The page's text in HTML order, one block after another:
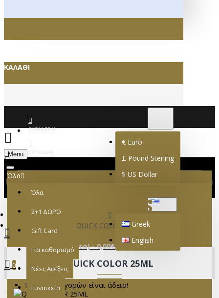
ΚΑΛΆΘΙ
ΣΎΝΔΕΣΗ
€ Euro
£ Pound Sterling
$ US Dollar
Greek
English
Menu
0 προϊόν(τα) - 0,00€
0
Το καλάθι αγορών είναι άδειο!
Όλα
Όλα
2+1 ΔΩΡΟ
Gift Card
Για καθαρισμό
Νέες Αφίξεις
Γυναικεία
QUICK COLOR 25ML
QUICK COLOR 25ML